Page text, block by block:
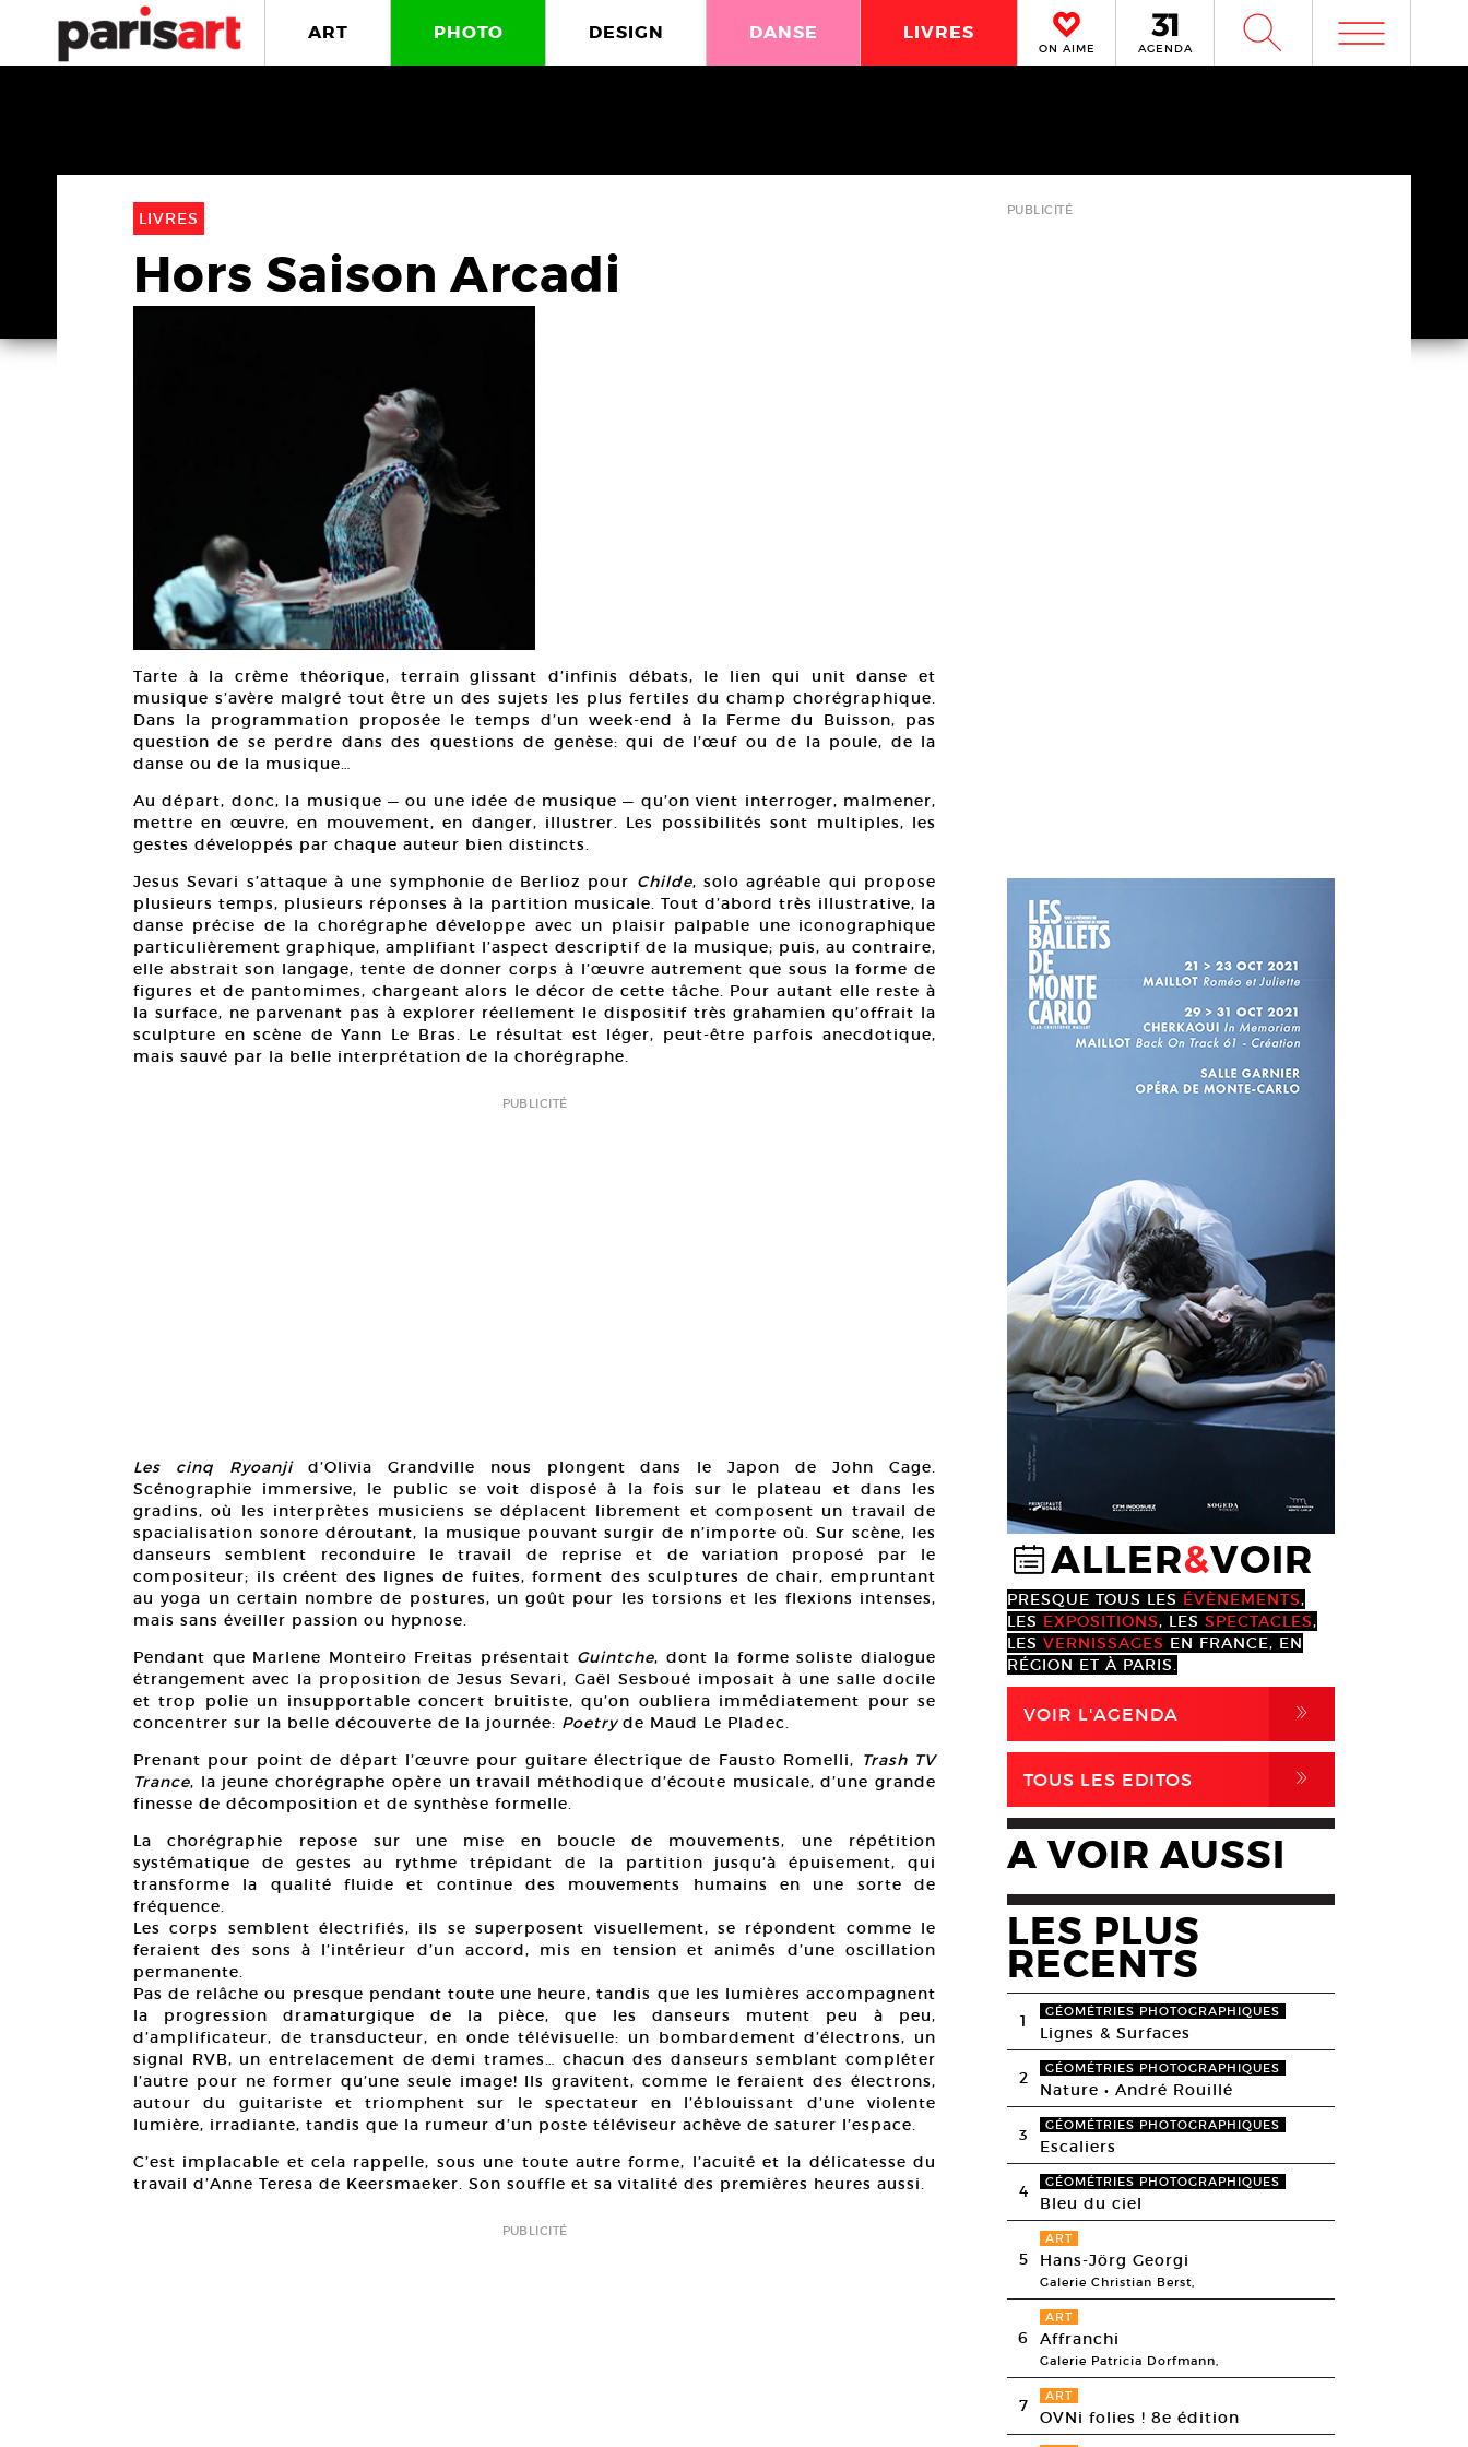
ART PHOTO DESIGN DANSE LIVRES
ON AIME AGENDA W m
LIVRES
Hors Saison Arcadi
Tarte à la crème théorique, terrain glissant d’infinis débats, le lien qui unit danse et
musique s’avère malgré tout être un des sujets les plus fertiles du champ chorégraphique.
Dans la programmation proposée le temps d’un week-end à la Ferme du Buisson, pas
question de se perdre dans des questions de genèse: qui de l’œuf ou de la poule, de la
danse ou de la musique…
Au départ, donc, la musique — ou une idée de musique — qu’on vient interroger, malmener,
mettre en œuvre, en mouvement, en danger, illustrer. Les possibilités sont multiples, les
gestes développés par chaque auteur bien distincts.
Jesus Sevari s’attaque à une symphonie de Berlioz pour Childe, solo agréable qui propose
plusieurs temps, plusieurs réponses à la partition musicale. Tout d’abord très illustrative, la
danse précise de la chorégraphe développe avec un plaisir palpable une iconographique
particulièrement graphique, amplifiant l’aspect descriptif de la musique; puis, au contraire,
elle abstrait son langage, tente de donner corps à l’œuvre autrement que sous la forme de
figures et de pantomimes, chargeant alors le décor de cette tâche. Pour autant elle reste à
la surface, ne parvenant pas à explorer réellement le dispositif très grahamien qu’offrait la
sculpture en scène de Yann Le Bras. Le résultat est léger, peut-être parfois anecdotique,
mais sauvé par la belle interprétation de la chorégraphe.
PUBLICITÉ
Les cinq Ryoanjid’Olivia Grandville nous plongent dans le Japon de John Cage.
Scénographie immersive, le public se voit disposé à la fois sur le plateau et dans les
gradins, où les interprètes musiciens se déplacent librement et composent un travail de
spacialisation sonore déroutant, la musique pouvant surgir de n’importe où. Sur scène, les
danseurs semblent reconduire le travail de reprise et de variation proposé par le
compositeur; ils créent des lignes de fuites, forment des sculptures de chair, empruntant
au yoga un certain nombre de postures, un goût pour les torsions et les flexions intenses,
mais sans éveiller passion ou hypnose.
Pendant que Marlene Monteiro Freitas présentait Guintche, dont la forme soliste dialogue
étrangement avec la proposition de Jesus Sevari, Gaël Sesboué imposait à une salle docile
et trop polie un insupportable concert bruitiste, qu’on oubliera immédiatement pour se
concentrer sur la belle découverte de la journée: Poetryde Maud Le Pladec.
Prenant pour point de départ l’œuvre pour guitare électrique de Fausto Romelli, Trash TV
Trance, la jeune chorégraphe opère un travail méthodique d’écoute musicale, d’une grande
finesse de décomposition et de synthèse formelle.
La chorégraphie repose sur une mise en boucle de mouvements, une répétition
systématique de gestes au rythme trépidant de la partition jusqu’à épuisement, qui
transforme la qualité fluide et continue des mouvements humains en une sorte de
fréquence.
Les corps semblent électrifiés, ils se superposent visuellement, se répondent comme le
feraient des sons à l’intérieur d’un accord, mis en tension et animés d’une oscillation
permanente.
Pas de relâche ou presque pendant toute une heure, tandis que les lumières accompagnent
la progression dramaturgique de la pièce, que les danseurs mutent peu à peu,
d’amplificateur, de transducteur, en onde télévisuelle: un bombardement d’électrons, un
signal RVB, un entrelacement de demi trames… chacun des danseurs semblant compléter
l’autre pour ne former qu’une seule image! Ils gravitent, comme le feraient des électrons,
autour du guitariste et triomphent sur le spectateur en l’éblouissant d’une violente
lumière, irradiante, tandis que la rumeur d’un poste téléviseur achève de saturer l’espace.
C’est implacable et cela rappelle, sous une toute autre forme, l’acuité et la délicatesse du
travail d’Anne Teresa de Keersmaeker. Son souffle et sa vitalité des premières heures aussi.
PUBLICITÉ
PUBLICITÉ
@ALLER&VOIR
PRESQUE TOUS LES ÉVÈNEMENTS,
LES EXPOSITIONS, LES SPECTACLES,
LES VERNISSAGES EN FRANCE, EN
RÉGION ET À PARIS.
VOIR L'AGENDA ,
TOUS LES EDITOS ,
A VOIR AUSSI
LES PLUS
RECENTS
1 GÉOMÉTRIES PHOTOGRAPHIQUES
Lignes & Surfaces
2 GÉOMÉTRIES PHOTOGRAPHIQUES
Nature • André Rouillé
3 GÉOMÉTRIES PHOTOGRAPHIQUES
Escaliers
4 GÉOMÉTRIES PHOTOGRAPHIQUES
Bleu du ciel
5
ART
Hans-Jörg Georgi
Galerie Christian Berst,
6
ART
Affranchi
Galerie Patricia Dorfmann,
7 ART
OVNi folies ! 8e édition